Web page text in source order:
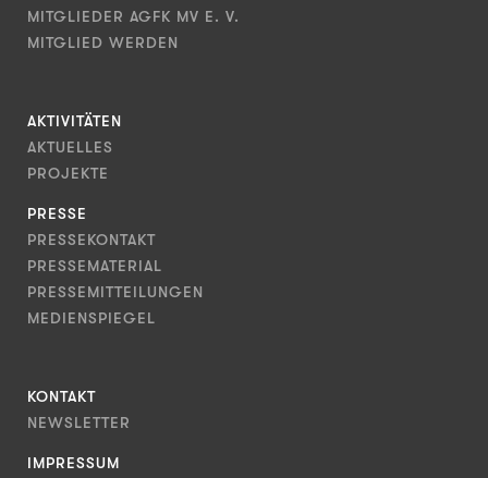
MITGLIEDER AGFK MV E. V.
MITGLIED WERDEN
AKTIVITÄTEN
AKTUELLES
PROJEKTE
PRESSE
PRESSEKONTAKT
PRESSEMATERIAL
PRESSEMITTEILUNGEN
MEDIENSPIEGEL
KONTAKT
NEWSLETTER
IMPRESSUM